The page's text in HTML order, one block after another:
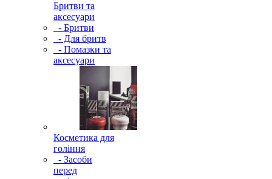
Бритви та
аксесуари
- Бритви
- Для бритв
- Помазки та
аксесуари
Косметика для
гоління
- Засоби
перед